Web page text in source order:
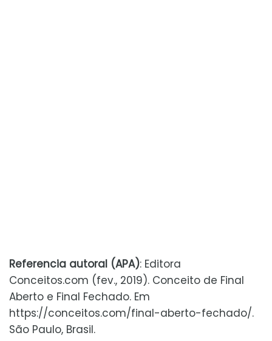
Referencia autoral (APA): Editora
Conceitos.com (fev., 2019). Conceito de Final
Aberto e Final Fechado. Em
https://conceitos.com/final-aberto-fechado/.
São Paulo, Brasil.